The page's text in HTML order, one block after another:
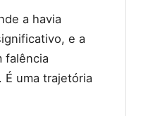
a havia
e a
falência
uma trajetória